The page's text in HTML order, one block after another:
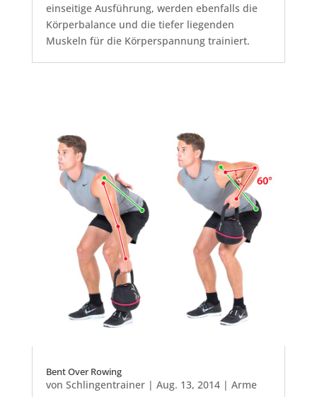
einseitige Ausführung, werden ebenfalls die
Körperbalance und die tiefer liegenden
Muskeln für die Körperspannung trainiert.
Bent Over Rowing
von Schlingentrainer| Aug. 13, 2014| Arme